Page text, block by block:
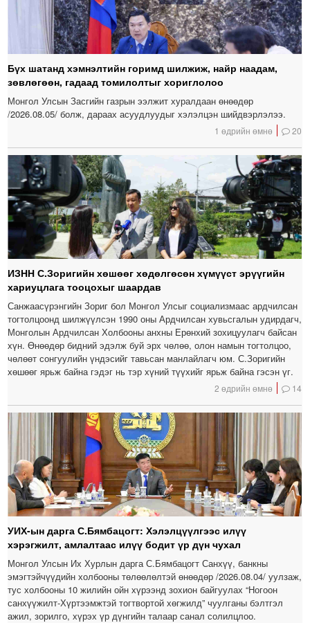
Бүх шатанд хэмнэлтийн горимд шилжиж, найр наадам,
зөвлөгөөн, гадаад томилолтыг хориглолоо
Монгол Улсын Засгийн газрын ээлжит хуралдаан өнөөдөр
/2026.08.05/ болж, дараах асуудлуудыг хэлэлцэн шийдвэрлэлээ.
1 өдрийн өмнө 20
ИЗНН С.Зоригийн хөшөөг хөдөлгөсөн хүмүүст эрүүгийн
хариуцлага тооцохыг шаардав
Санжаасүрэнгийн Зориг бол Монгол Улсыг социализмаас ардчилсан
тогтолцоонд шилжүүлсэн 1990 оны Ардчилсан хувьсгалын удирдагч,
Монголын Ардчилсан Холбооны анхны Ерөнхий зохицуулагч байсан
хүн. Өнөөдөр бидний эдэлж буй эрх чөлөө, олон намын тогтолцоо,
чөлөөт сонгуулийн үндэсийг тавьсан манлайлагч юм. С.Зоригийн
хөшөөг ярьж байна гэдэг нь тэр хүний түүхийг ярьж байна гэсэн үг.
2 өдрийн өмнө 14
УИХ-ын дарга С.Бямбацогт: Хэлэлцүүлгээс илүү
хэрэгжилт, амлалтаас илүү бодит үр дүн чухал
Монгол Улсын Их Хурлын дарга С.Бямбацогт Санхүү, банкны
эмэгтэйчүүдийн холбооны төлөөлөлтэй өнөөдөр /2026.08.04/ уулзаж,
тус холбооны 10 жилийн ойн хүрээнд зохион байгуулах “Ногоон
санхүүжилт-Хүртээмжтэй тогтвортой хөгжилд” чуулганы бэлтгэл
ажил, зорилго, хүрэх үр дүнгийн талаар санал солилцлоо.